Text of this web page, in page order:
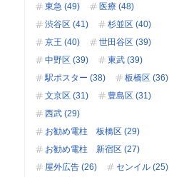
東急 (49)
医療 (48)
渋谷区 (41)
杉並区 (40)
京王 (40)
世田谷区 (39)
中野区 (39)
東武 (39)
駅ポスター (38)
板橋区 (36)
文京区 (31)
豊島区 (31)
西武 (29)
お勧め電柱 板橋区 (29)
お勧め電柱 新宿区 (27)
屋外広告 (26)
センイル (25)